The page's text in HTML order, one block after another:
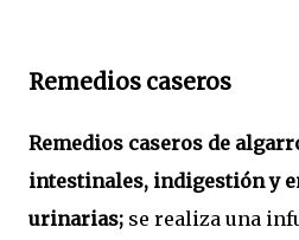
Remedios caseros
Remedios caseros de
intestinales, indigestión y
urinarias; se realiza una